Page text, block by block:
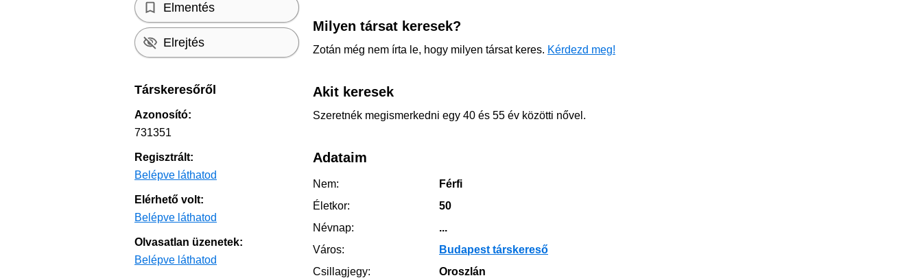
Milyen társat keresek?
Zotán még nem írta le, hogy milyen társat keres. Kérdezd meg!
Akit keresek
Szeretnék megismerkedni egy 40 és 55 év közötti nővel.
Adataim
Nem:
Férfi
Életkor:
50
Névnap:
...
Város:
Budapest társkereső
Csillagjegy:
Oroszlán
Elmentés
Elrejtés
Társkeresőről
Azonosító:
731351
Regisztrált:
Belépve láthatod
Elérhető volt:
Belépve láthatod
Olvasatlan üzenetek:
Belépve láthatod